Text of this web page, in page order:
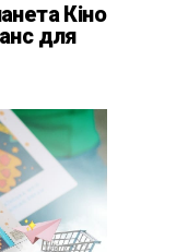
Кіно
для